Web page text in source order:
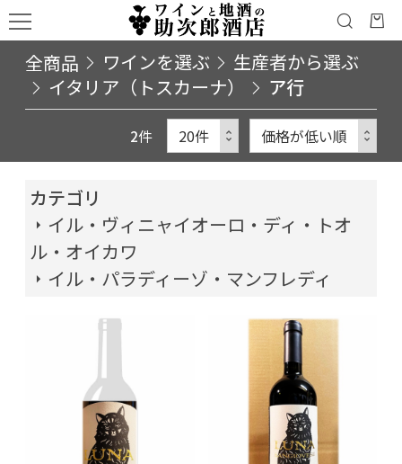
全商品 ワインを選ぶ
生産者から選ぶ
イタリア（トスカーナ）
ア行
2件
カテゴリ
イル・ヴィニャイオーロ・ディ・トオ
ル・オイカワ
イル・パラディーゾ・マンフレディ